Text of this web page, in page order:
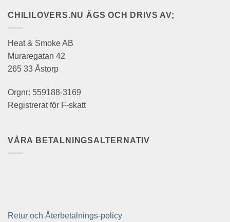
CHILILOVERS.NU ÄGS OCH DRIVS AV;
Heat & Smoke AB
Muraregatan 42
265 33 Åstorp
Orgnr: 559188-3169
Registrerat för F-skatt
VÅRA BETALNINGSALTERNATIV
Retur och Återbetalnings-policy